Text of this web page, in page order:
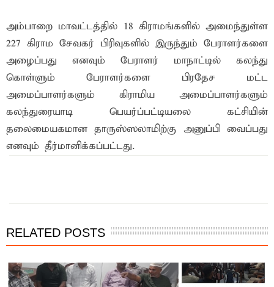
அம்பாறை மாவட்டத்தில் 18 கிராமங்களில் அமைந்துள்ள
227 கிராம சேவகர் பிரிவுகளில் இருந்தும் பேராளர்களை
அழைப்பது எனவும் பேராளர் மாநாட்டில் கலந்து
கொள்ளும் பேராளர்களை பிரதேச மட்ட
அமைப்பாளர்களும் கிராமிய அமைப்பாளர்களும்
கலந்துரையாடி பெயர்ப்பட்டியலை கட்சியின்
தலைமையகமான தாருஸ்ஸலாமிற்கு அனுப்பி வைப்பது
எனவும் தீர்மானிக்கப்பட்டது.
RELATED POSTS